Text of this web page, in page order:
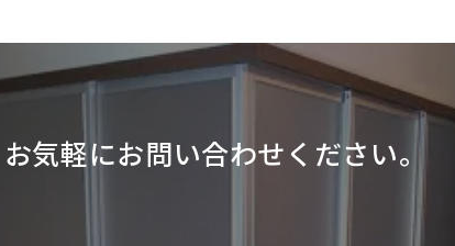
お気軽にお問い合わせください。